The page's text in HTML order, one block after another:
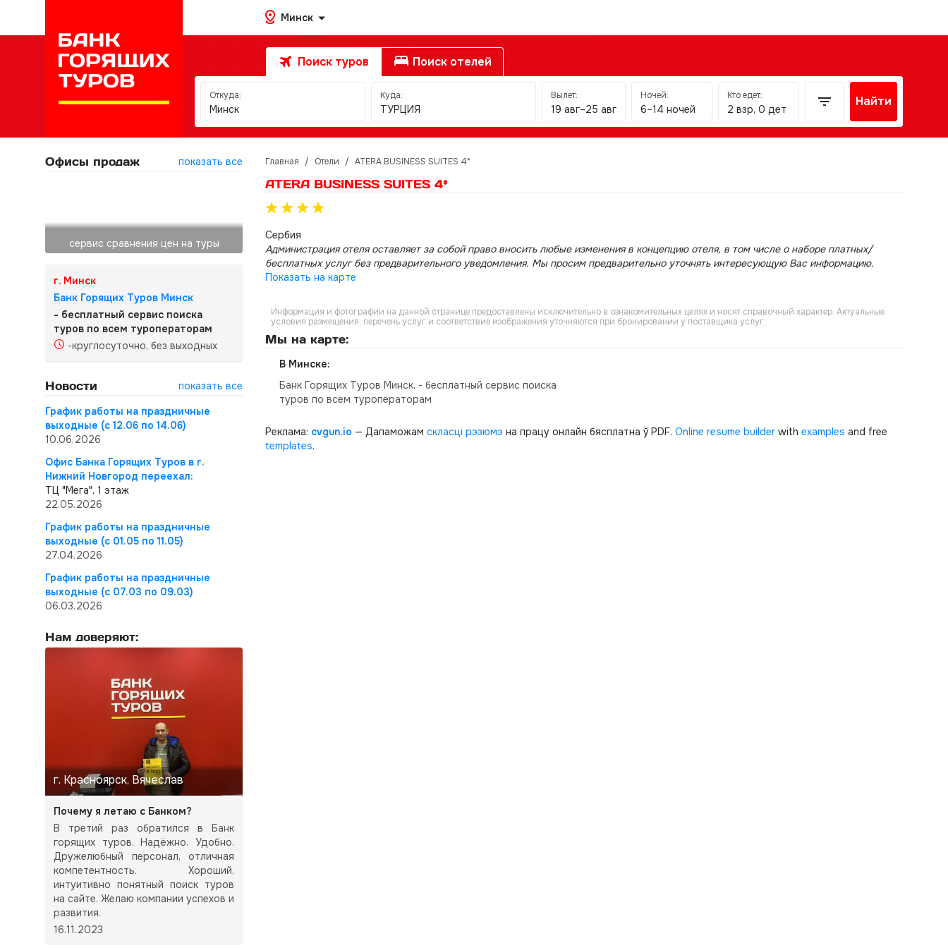
Минск
Поиск туров Поиск отелей
Откуда:
Минск
Куда:
ТУРЦИЯ
Вылет:
19 авг–25 авг
Ночей:
6–14 ночей
Кто едет:
2 взр, 0 дет
Найти
Офисы продаж показать все
сервис сравнения цен на туры
г. Минск
Банк Горящих Туров Минск
- бесплатный сервис поиска
туров по всем туроператорам
-круглосуточно, без выходных
Новости
показать все
График работы на праздничные
выходные (с 12.06 по 14.06)
10.06.2026
Офис Банка Горящих Туров в г.
Нижний Новгород переехал:
ТЦ "Мега", 1 этаж
22.05.2026
График работы на праздничные
выходные (с 01.05 по 11.05)
27.04.2026
График работы на праздничные
выходные (с 07.03 по 09.03)
06.03.2026
Нам доверяют:
г. Красноярск, Вячеслав
Почему я летаю с Банком?
В третий раз обратился в Банк
горящих туров. Надёжно. Удобно.
Дружелюбный персонал, отличная
компетентность. Хороший,
интуитивно понятный поиск туров
на сайте. Желаю компании успехов и
развития.
16.11.2023
Главная / Отели / ATERA BUSINESS SUITES 4*
ATERA BUSINESS SUITES 4*
Сербия
Администрация отеля оставляет за собой право вносить любые изменения в концепцию отеля, в том числе о наборе платных/
бесплатных услуг без предварительного уведомления. Мы просим предварительно уточнять интересующую Вас информацию.
Показать на карте
Информация и фотографии на данной странице предоставлены исключительно в ознакомительных целях и носят справочный характер. Актуальные
условия размещения, перечень услуг и соответствие изображения уточняются при бронировании у поставщика услуг.
Мы на карте:
В Минске:
Банк Горящих Туров Минск, - бесплатный сервис поиска
туров по всем туроператорам
Реклама: cvgun.io — Дапаможам скласці рэзюмэ на працу онлайн бясплатна ў PDF. Online resume builder with examples and free
templates.